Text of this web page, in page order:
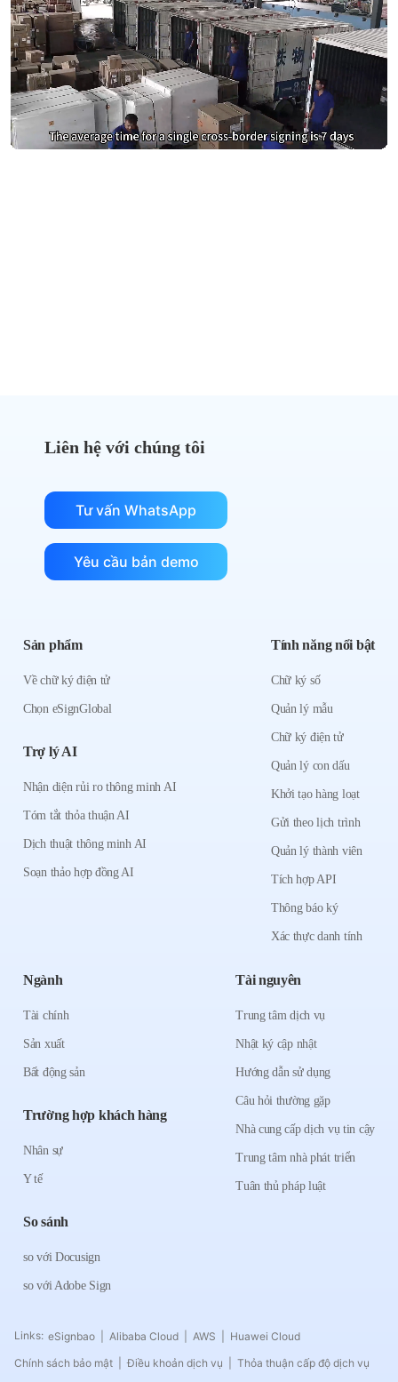
Liên hệ với chúng tôi
Tư vấn WhatsApp
Yêu cầu bản demo
Sản phẩm
Về chữ ký điện tử
Chọn eSignGlobal
Trợ lý AI
Nhận diện rủi ro thông minh AI
Tóm tắt thỏa thuận AI
Dịch thuật thông minh AI
Soạn thảo hợp đồng AI
Tính năng nổi bật
Chữ ký số
Quản lý mẫu
Chữ ký điện tử
Quản lý con dấu
Khởi tạo hàng loạt
Gửi theo lịch trình
Quản lý thành viên
Tích hợp API
Thông báo ký
Xác thực danh tính
Ngành
Tài chính
Sản xuất
Bất động sản
Trường hợp khách hàng
Nhân sự
Y tế
So sánh
so với Docusign
so với Adobe Sign
Tài nguyên
Trung tâm dịch vụ
Nhật ký cập nhật
Hướng dẫn sử dụng
Câu hỏi thường gặp
Nhà cung cấp dịch vụ tin cậy
Trung tâm nhà phát triển
Tuân thủ pháp luật
Links: eSignbao Alibaba Cloud AWS
Huawei Cloud
Chính sách bảo mật
Điều khoản dịch vụ Thỏa thuận cấp độ dịch vụ